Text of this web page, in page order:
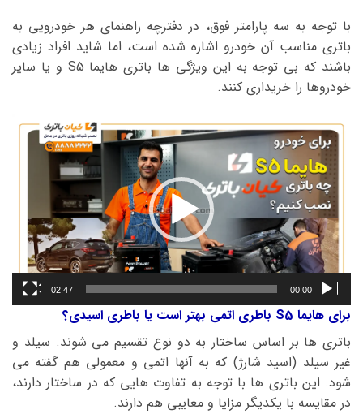
با توجه به سه پارامتر فوق، در دفترچه راهنمای هر خودرویی به
باتری مناسب آن خودرو اشاره شده است، اما شاید افراد زیادی
باشند که بی توجه به این ویژگی ها باتری هایما S5 و یا سایر
خودروها را خریداری کنند.
نمایشگر
ویدیو
00:00
02:47
برای هایما S5 باطری اتمی بهتر است یا باطری اسیدی؟
باتری ها بر اساس ساختار به دو نوع تقسیم می شوند. سیلد و
غیر سیلد (اسید شارژ) که به آنها اتمی و معمولی هم گفته می
شود. این باتری ها با توجه به تفاوت هایی که در ساختار دارند،
در مقایسه با یکدیگر مزایا و معایبی هم دارند.